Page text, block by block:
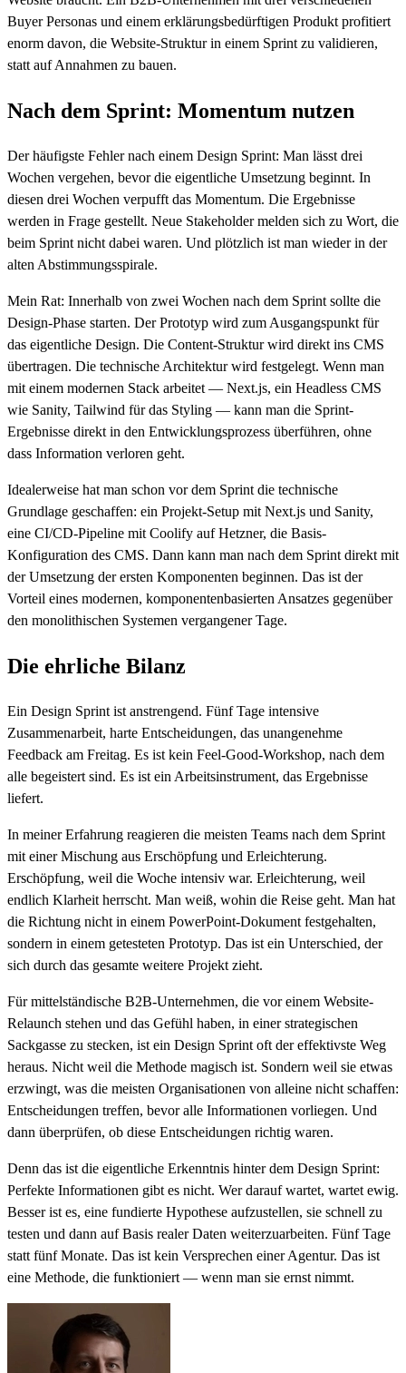
Buyer Personas und einem erklärungsbedürftigen Produkt profitiert
enorm davon, die Website-Struktur in einem Sprint zu validieren,
statt auf Annahmen zu bauen.
Nach dem Sprint: Momentum nutzen
Der häufigste Fehler nach einem Design Sprint: Man lässt drei
Wochen vergehen, bevor die eigentliche Umsetzung beginnt. In
diesen drei Wochen verpufft das Momentum. Die Ergebnisse
werden in Frage gestellt. Neue Stakeholder melden sich zu Wort, die
beim Sprint nicht dabei waren. Und plötzlich ist man wieder in der
alten Abstimmungsspirale.
Mein Rat: Innerhalb von zwei Wochen nach dem Sprint sollte die
Design-Phase starten. Der Prototyp wird zum Ausgangspunkt für
das eigentliche Design. Die Content-Struktur wird direkt ins CMS
übertragen. Die technische Architektur wird festgelegt. Wenn man
mit einem modernen Stack arbeitet — Next.js, ein Headless CMS
wie Sanity, Tailwind für das Styling — kann man die Sprint-
Ergebnisse direkt in den Entwicklungsprozess überführen, ohne
dass Information verloren geht.
Idealerweise hat man schon vor dem Sprint die technische
Grundlage geschaffen: ein Projekt-Setup mit Next.js und Sanity,
eine CI/CD-Pipeline mit Coolify auf Hetzner, die Basis-
Konfiguration des CMS. Dann kann man nach dem Sprint direkt mit
der Umsetzung der ersten Komponenten beginnen. Das ist der
Vorteil eines modernen, komponentenbasierten Ansatzes gegenüber
den monolithischen Systemen vergangener Tage.
Die ehrliche Bilanz
Ein Design Sprint ist anstrengend. Fünf Tage intensive
Zusammenarbeit, harte Entscheidungen, das unangenehme
Feedback am Freitag. Es ist kein Feel-Good-Workshop, nach dem
alle begeistert sind. Es ist ein Arbeitsinstrument, das Ergebnisse
liefert.
In meiner Erfahrung reagieren die meisten Teams nach dem Sprint
mit einer Mischung aus Erschöpfung und Erleichterung.
Erschöpfung, weil die Woche intensiv war. Erleichterung, weil
endlich Klarheit herrscht. Man weiß, wohin die Reise geht. Man hat
die Richtung nicht in einem PowerPoint-Dokument festgehalten,
sondern in einem getesteten Prototyp. Das ist ein Unterschied, der
sich durch das gesamte weitere Projekt zieht.
Für mittelständische B2B-Unternehmen, die vor einem Website-
Relaunch stehen und das Gefühl haben, in einer strategischen
Sackgasse zu stecken, ist ein Design Sprint oft der effektivste Weg
heraus. Nicht weil die Methode magisch ist. Sondern weil sie etwas
erzwingt, was die meisten Organisationen von alleine nicht schaffen:
Entscheidungen treffen, bevor alle Informationen vorliegen. Und
dann überprüfen, ob diese Entscheidungen richtig waren.
Denn das ist die eigentliche Erkenntnis hinter dem Design Sprint:
Perfekte Informationen gibt es nicht. Wer darauf wartet, wartet ewig.
Besser ist es, eine fundierte Hypothese aufzustellen, sie schnell zu
testen und dann auf Basis realer Daten weiterzuarbeiten. Fünf Tage
statt fünf Monate. Das ist kein Versprechen einer Agentur. Das ist
eine Methode, die funktioniert — wenn man sie ernst nimmt.